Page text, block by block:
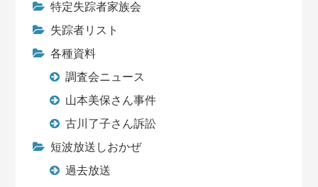
特定失踪者家族会
失踪者リスト
各種資料
調査会ニュース
山本美保さん事件
古川了子さん訴訟
短波放送しおかぜ
過去放送